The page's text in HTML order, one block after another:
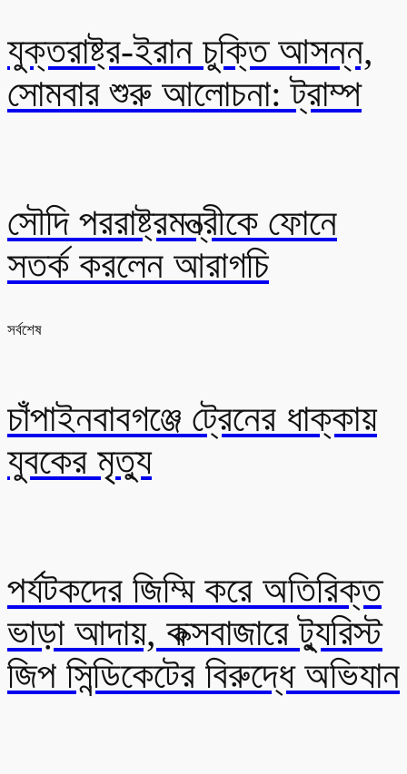
যুক্তরাষ্ট্র-ইরান চুক্তি আসন্ন,
সোমবার শুরু আলোচনা: ট্রাম্প
সৌদি পররাষ্ট্রমন্ত্রীকে ফোনে
সতর্ক করলেন আরাগচি
সর্বশেষ
চাঁপাইনবাবগঞ্জে ট্রেনের ধাক্কায়
যুবকের মৃত্যু
পর্যটকদের জিম্মি করে অতিরিক্ত
ভাড়া আদায়, কক্সবাজারে ট্যুরিস্ট
জিপ সিন্ডিকেটের বিরুদ্ধে অভিযান